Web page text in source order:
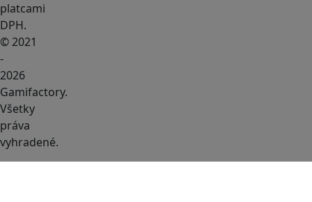
platcami
DPH.
© 2021
-
2026
Gamifactory.
Všetky
práva
vyhradené.